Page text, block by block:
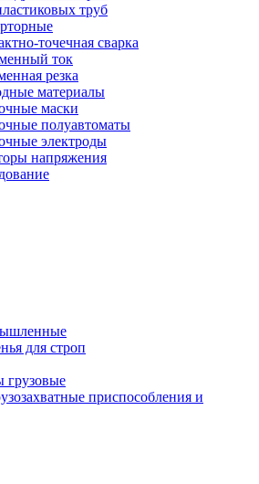
труб
точечная сварка
ток
резка
материалы
маски
полуавтоматы
электроды
напряжения
для строп
грузовые
приспособления и